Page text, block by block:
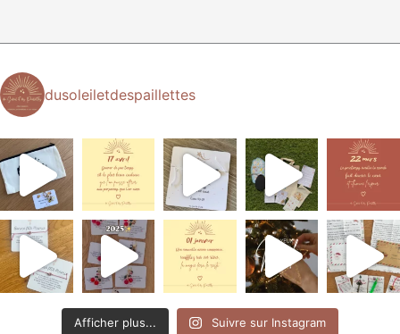
dusoleiletdespaillettes
Afficher plus... Suivre sur Instagram